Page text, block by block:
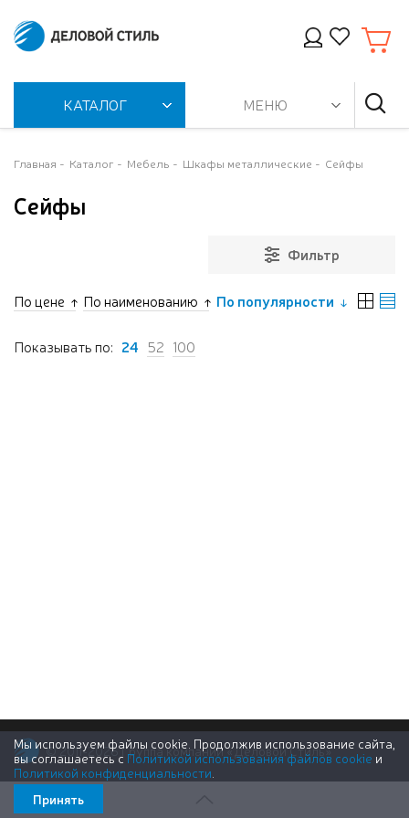
КАТАЛОГ МЕНЮ
Главная Каталог Мебель Шкафы металлические Сейфы
Сейфы
Фильтр
По цене По наименованию По популярности
Показывать по: 24 52 100
© 2011-2026 Группа компаний «Деловой Стиль»
Мы используем файлы cookie. Продолжив использование сайта,
вы соглашаетесь с Политикой использования файлов cookie и
Политикой конфиденциальности
Принять